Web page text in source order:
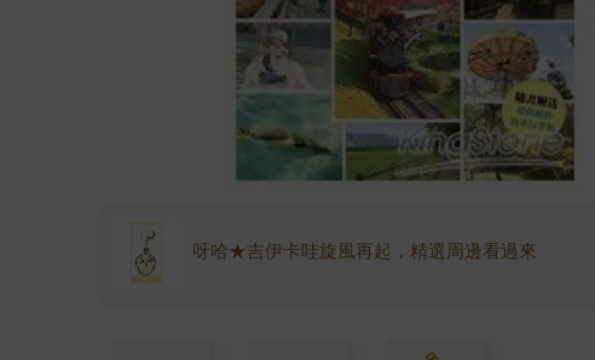
呀哈★吉伊卡哇旋風再起，精選周邊看過來